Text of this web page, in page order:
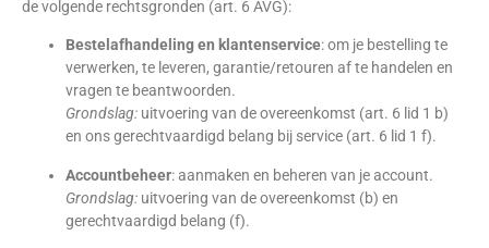
de volgende rechtsgronden (art. 6 AVG):
Bestelafhandeling en klantenservice: om je bestelling te
verwerken, te leveren, garantie/retouren af te handelen en
vragen te beantwoorden.
Grondslag: uitvoering van de overeenkomst (art. 6 lid 1 b)
en ons gerechtvaardigd belang bij service (art. 6 lid 1 f).
Accountbeheer: aanmaken en beheren van je account.
Grondslag: uitvoering van de overeenkomst (b) en
gerechtvaardigd belang (f).